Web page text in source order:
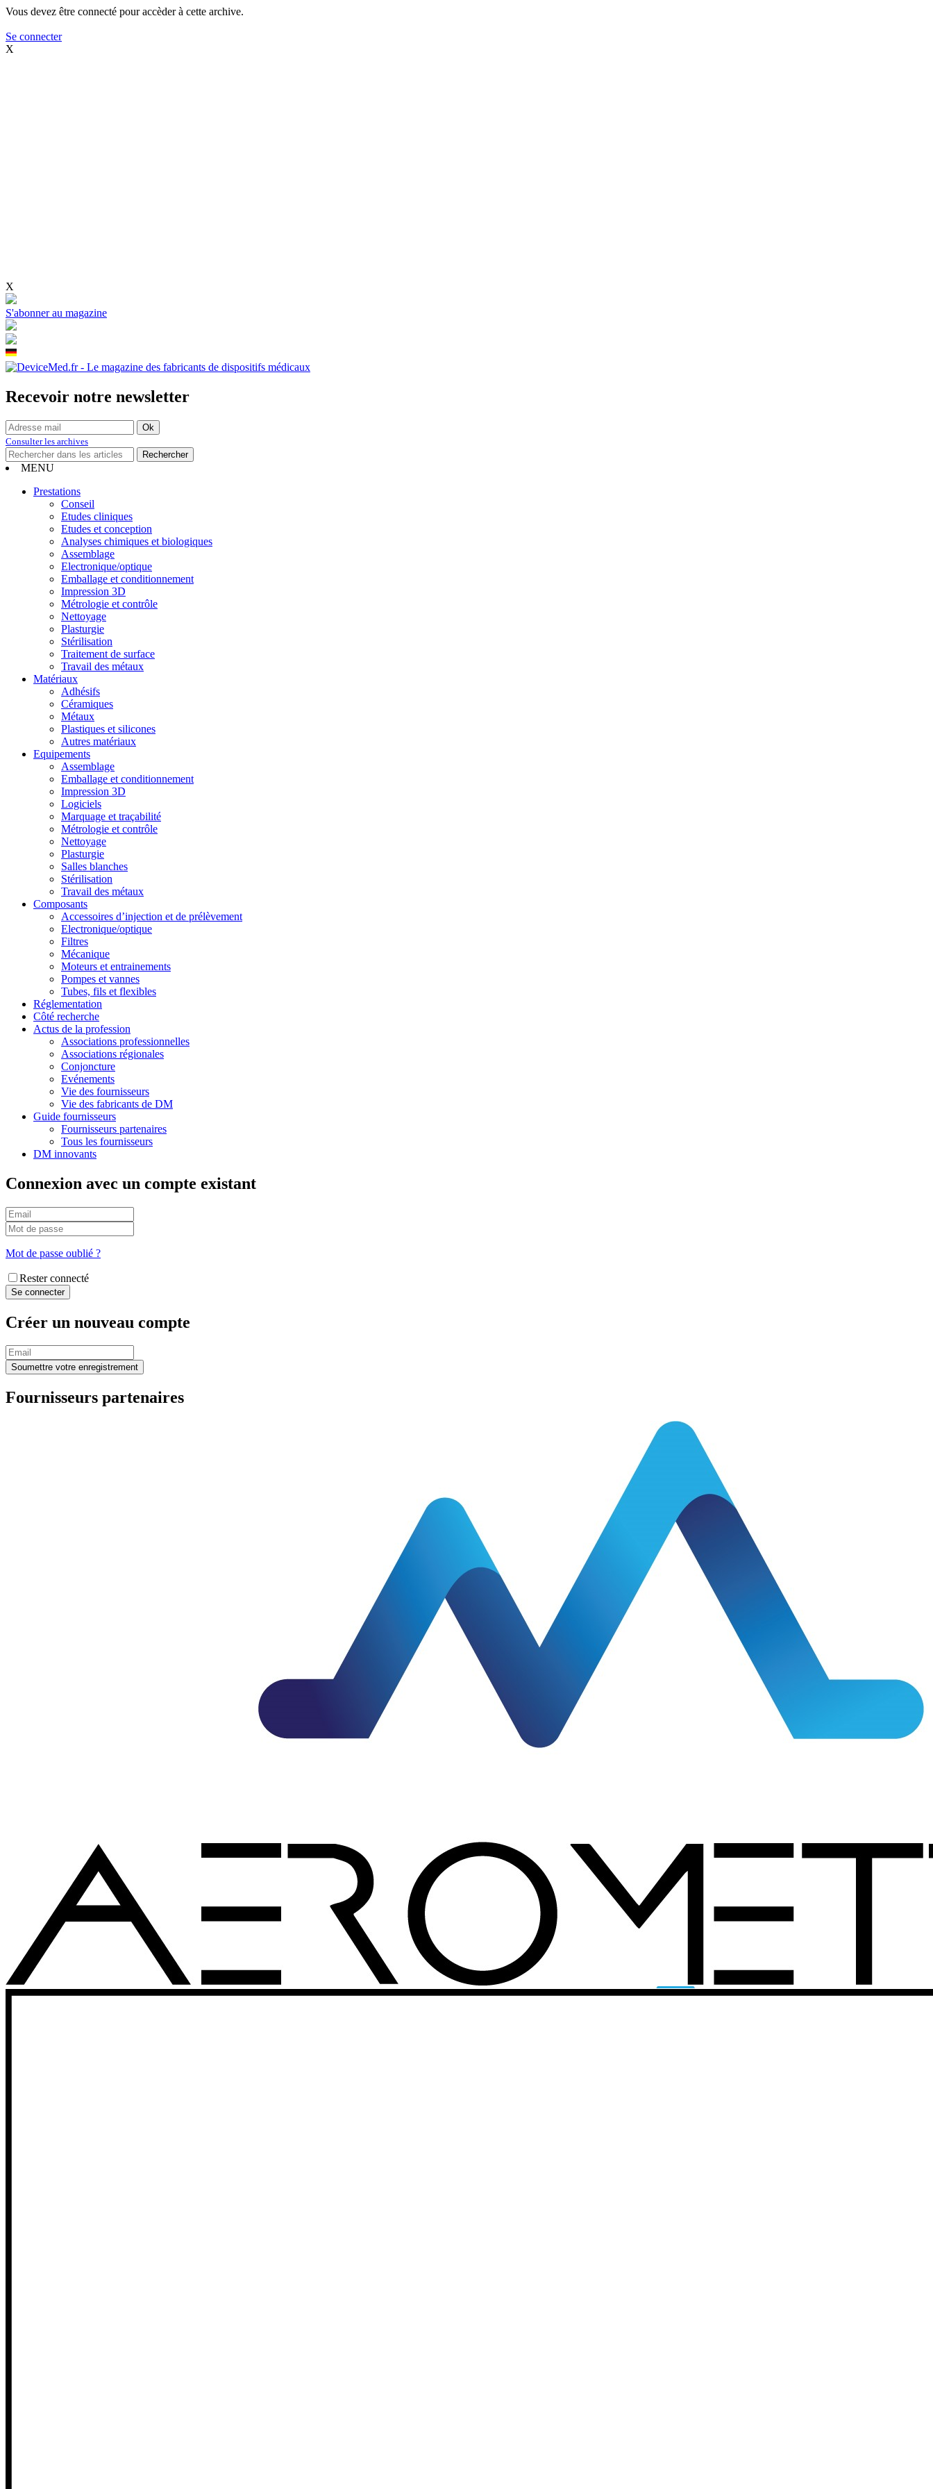
Vous devez être connecté pour accèder à cette archive.
Se connecter
X
X
S'abonner au magazine
Recevoir notre newsletter
Consulter les archives
MENU
Prestations
Conseil
Etudes cliniques
Etudes et conception
Analyses chimiques et biologiques
Assemblage
Electronique/optique
Emballage et conditionnement
Impression 3D
Métrologie et contrôle
Nettoyage
Plasturgie
Stérilisation
Traitement de surface
Travail des métaux
Matériaux
Adhésifs
Céramiques
Métaux
Plastiques et silicones
Autres matériaux
Equipements
Assemblage
Emballage et conditionnement
Impression 3D
Logiciels
Marquage et traçabilité
Métrologie et contrôle
Nettoyage
Plasturgie
Salles blanches
Stérilisation
Travail des métaux
Composants
Accessoires d’injection et de prélèvement
Electronique/optique
Filtres
Mécanique
Moteurs et entrainements
Pompes et vannes
Tubes, fils et flexibles
Réglementation
Côté recherche
Actus de la profession
Associations professionnelles
Associations régionales
Conjoncture
Evénements
Vie des fournisseurs
Vie des fabricants de DM
Guide fournisseurs
Fournisseurs partenaires
Tous les fournisseurs
DM innovants
Connexion avec un compte existant
Mot de passe oublié ?
Rester connecté
Créer un nouveau compte
Fournisseurs partenaires